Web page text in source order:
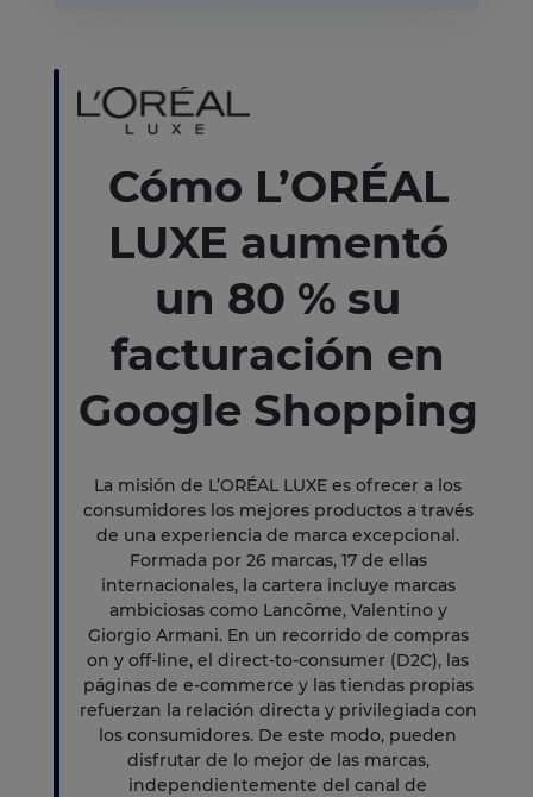
Cómo L’ORÉAL
LUXE aumentó
un 80 % su
facturación en
Google Shopping
La misión de L’ORÉAL LUXE es ofrecer a los
consumidores los mejores productos a través
de una experiencia de marca excepcional.
Formada por 26 marcas, 17 de ellas
internacionales, la cartera incluye marcas
ambiciosas como Lancôme, Valentino y
Giorgio Armani. En un recorrido de compras
on y off-line, el direct-to-consumer (D2C), las
páginas de e-commerce y las tiendas propias
refuerzan la relación directa y privilegiada con
los consumidores. De este modo, pueden
disfrutar de lo mejor de las marcas,
independientemente del canal de